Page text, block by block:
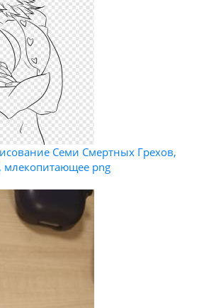
Семи Смертных Грехов,
млекопитающее png